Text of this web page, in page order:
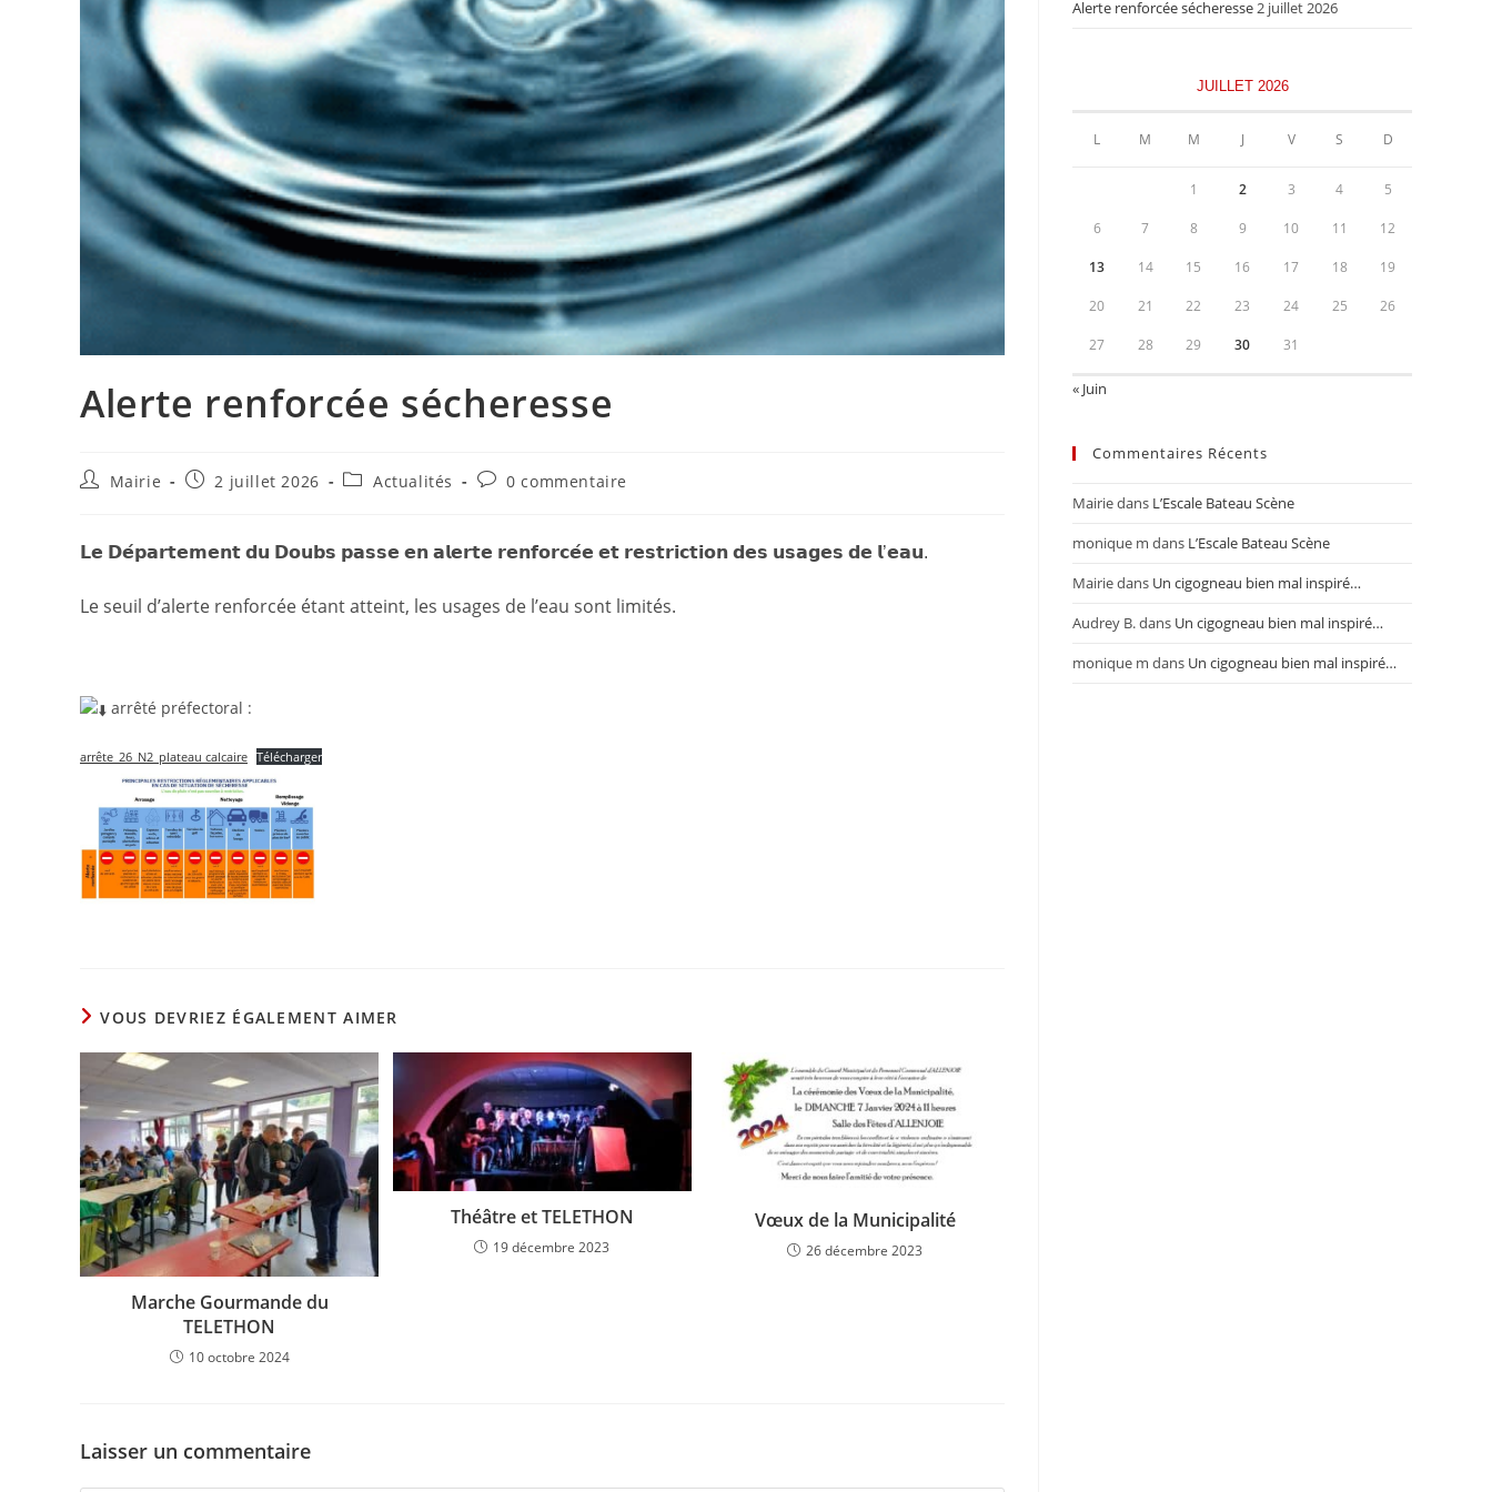
Alerte renforcée sécheresse
Auteur/autrice
publication :
Mairie
Publication
2 juillet 2026
PostActualités
Commentaires
publication :
0 commentaire
𝗟𝗲 𝗗𝗲́𝗽𝗮𝗿𝘁𝗲𝗺𝗲𝗻𝘁 𝗱𝘂 𝗗𝗼𝘂𝗯𝘀 𝗽𝗮𝘀𝘀𝗲 𝗲𝗻 𝗮𝗹𝗲𝗿𝘁𝗲 𝗿𝗲𝗻𝗳𝗼𝗿𝗰𝗲́𝗲 𝗲𝘁 𝗿𝗲𝘀𝘁𝗿𝗶𝗰𝘁𝗶𝗼𝗻 𝗱𝗲𝘀 𝘂𝘀𝗮𝗴𝗲𝘀 𝗱𝗲 𝗹’𝗲𝗮𝘂.
Le seuil d’alerte renforcée étant atteint, les usages de l’eau sont limités.
arrêté préfectoral :
arrête_26_N2_plateau calcaire Télécharger
VOUS DEVRIEZ ÉGALEMENT AIMER
Marche Gourmande du
TELETHON
10 octobre 2024
Théâtre et TELETHON
19 décembre 2023
Vœux de la Municipalité
26 décembre 2023
Laisser un commentaire
Alerte renforcée sécheresse2 juillet 2026
JUILLET 2026
L M M J V S D
1 2 3 4 5
6 7 8 9 10 11 12
13 14 15 16 17 18 19
20 21 22 23 24 25 26
27 28 29 30 31
« Juin
Commentaires Récents
Mairiedans L’Escale Bateau Scène
monique m dans L’Escale Bateau Scène
Mairiedans Un cigogneau bien mal inspiré…
Audrey B.dans Un cigogneau bien mal inspiré…
monique m dans Un cigogneau bien mal inspiré…